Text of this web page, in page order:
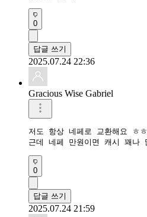
0
답글 쓰기
2025.07.24 22:36
Gracious Wise Gabriel
저도 항상 네페로 교환해요 ㅎㅎ
0
답글 쓰기
2025.07.24 21:59